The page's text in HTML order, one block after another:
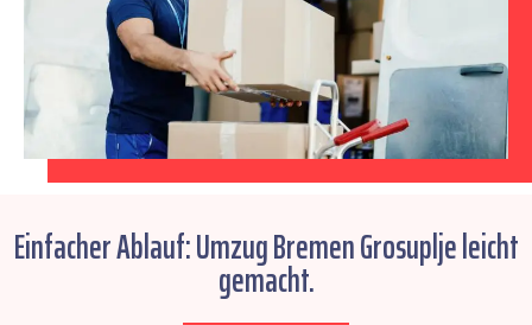
Einfacher Ablauf: Umzug Bremen Grosuplje leicht
gemacht.